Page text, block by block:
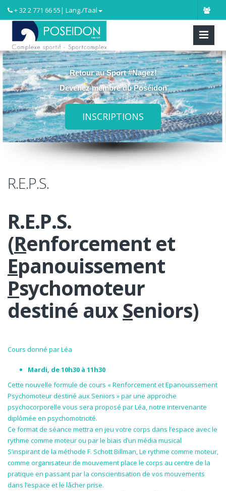
+ 32 2 771 66 55 | Lang./Taal
Retour au Sport #Nagez!
Devenez membre du Poséidon
INSCRIPTIONS
R.E.P.S.
R.E.P.S.
(Renforcement et
Epanouissement
Psychomoteur
destiné auxSeniors)
Cours donné par Léa
Mardi, de 10h30 à 11h30
Cette nouvelle formule de cours « Renforcement et Epanouissement
Psychomoteur destiné aux Seniors » par une approche
psychocorporelle vous sera proposé par Léa, notre intervenante
diplômée en psychomotricité.
Ce format de séance mettra en jeu votre corps dans l’espace avec le
rythme comme moteur ou par le biais d’un média musical
S’inspirant de la méthode F. Schott Billman, Le rythme comme moteur,
comme organisateur de mouvement place le corps au centre de la
pratique en passant par la conscientisation de vos mouvements
dans l’espace et le lâcher prise.